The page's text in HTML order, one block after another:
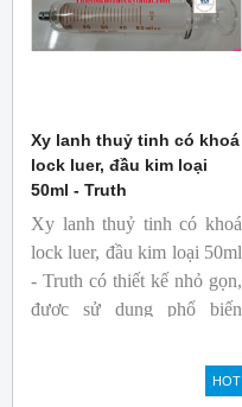
Xy lanh thuỷ tinh có khoá
lock luer, đầu kim loại
50ml - Truth
Xy lanh thuỷ tinh có khoá
lock luer, đầu kim loại 50ml
- Truth có thiết kế nhỏ gọn,
được sử dụng phổ biến
HOT